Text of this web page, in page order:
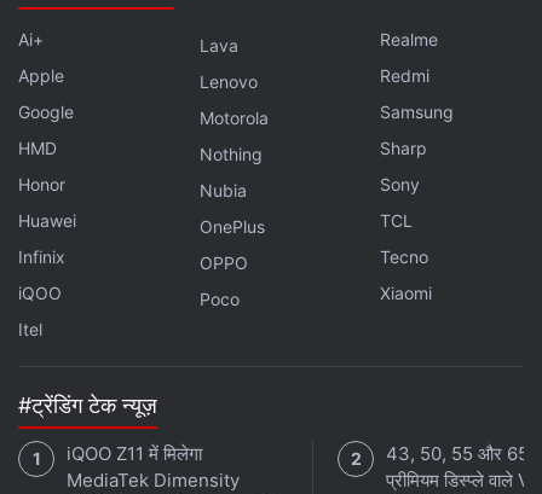
Ai+
Apple
Google
HMD
Honor
Huawei
Infinix
iQOO
Itel
Lava
Lenovo
Motorola
Nothing
Nubia
OnePlus
OPPO
Poco
Realme
Redmi
Samsung
Sharp
Sony
TCL
Tecno
Xiaomi
#ट्रेंडिंग टेक न्यूज़
iQOO Z11 में मिलेगा
MediaTek Dimensity
43, 50, 55 और 65
प्रीमियम डिस्प्ले वाले